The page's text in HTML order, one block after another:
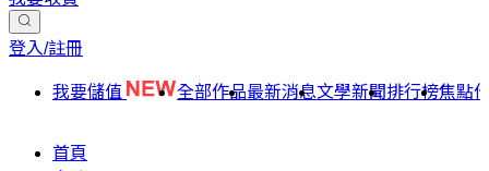
登入/註冊
我要儲值 全部作品最新消息文學新聞排行榜焦點
首頁